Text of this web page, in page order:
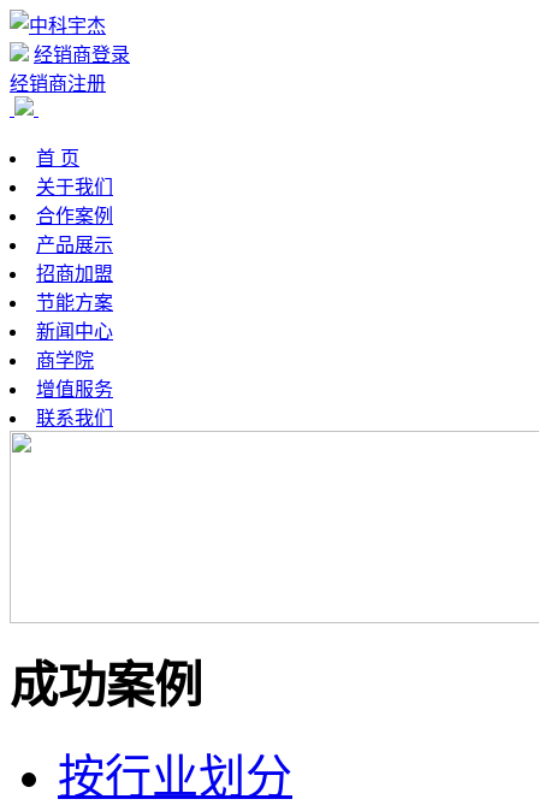
经销商登录
经销商注册
首 页
关于我们
合作案例
产品展示
招商加盟
节能方案
新闻中心
商学院
增值服务
联系我们
成功案例
按行业划分